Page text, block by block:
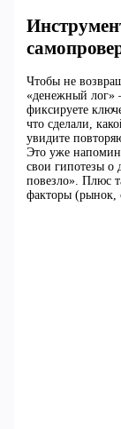
Чтобы не
«денежный лог»
фиксируете
что сделали,
увидите
Это уже
свои гипотезы о
повезло». Плюс
факторы (рынок,